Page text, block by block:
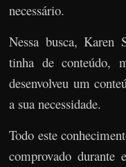
necessário.
Nessa busca, Karen
tinha de conteúdo,
desenvolveu um
a sua necessidade.
Todo este
comprovado durante